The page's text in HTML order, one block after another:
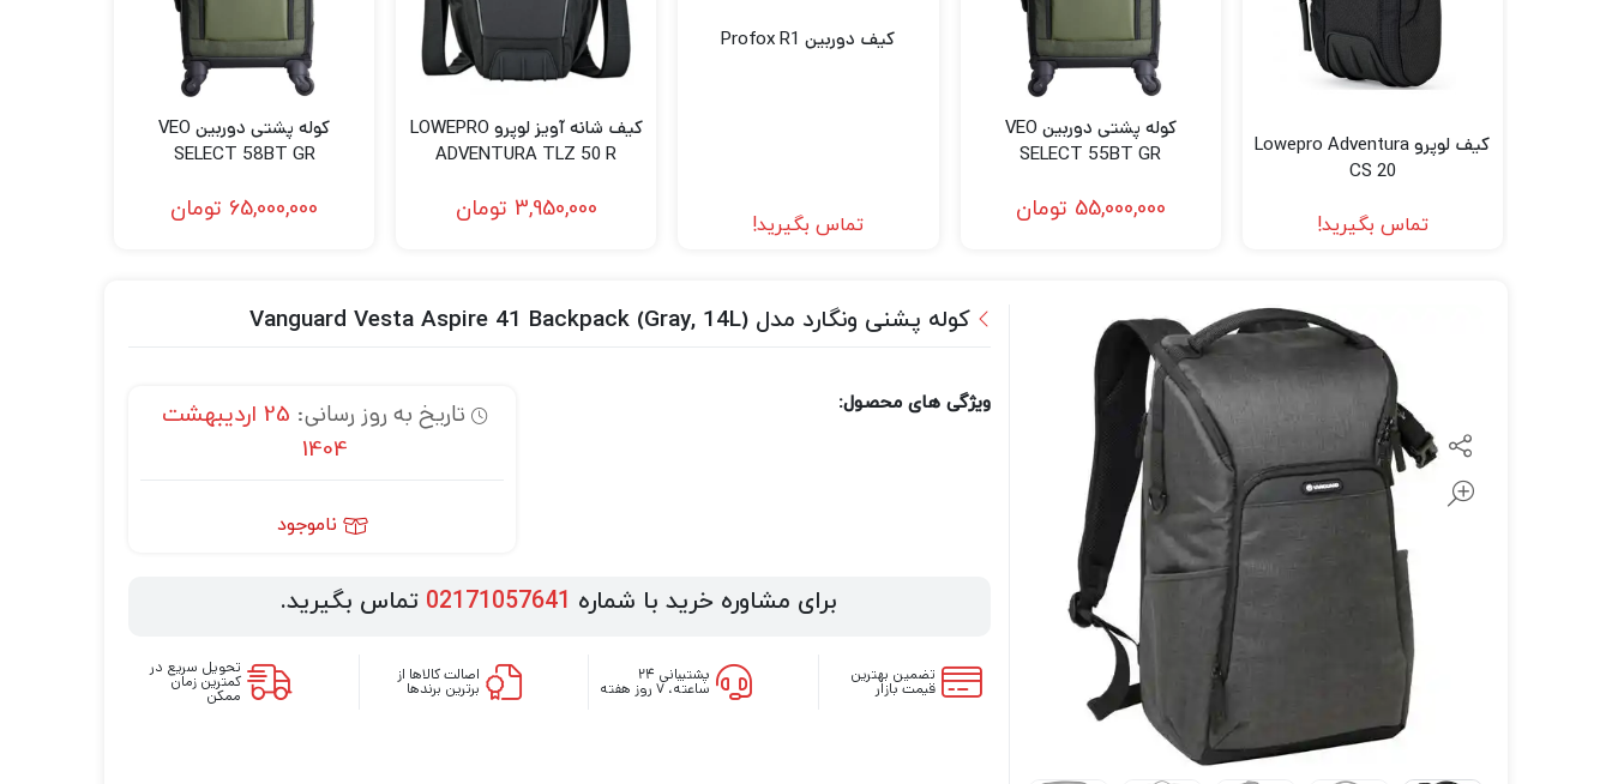
لنز سامیانگ-Samyang
لنز فوجی فیلم – FujiFilm
لنز موبایل
کیف لوپرو Lowepro Adventura
CS 20
تماس بگیرید!
کوله پشتی دوربین VEO
SELECT 55BT GR
55,000,000 تومان
کیف دوربین Profox R1
تماس بگیرید!
کیف شانه آویز لوپرو LOWEPRO
ADVENTURA TLZ 50 R
3,950,000 تومان
کوله پشتی دوربین VEO
SELECT 58BT GR
65,000,000 تومان
کوله پشنی ونگارد مدل Vanguard Vesta Aspire 41 Backpack (Gray, 14L)
ویژگی های محصول: تاریخ به روز رسانی:
25 اردیبهشت
1404
ناموجود
برای مشاوره خرید با شماره 02171057641 تماس بگیرید.
تضمین بهترین
قیمت بازار
پشتیبانی ۲۴
ساعته، ۷ روز هفته
اصالت کالاها از
برترین برندها
تحویل سریع در
کمترین زمان
ممکن